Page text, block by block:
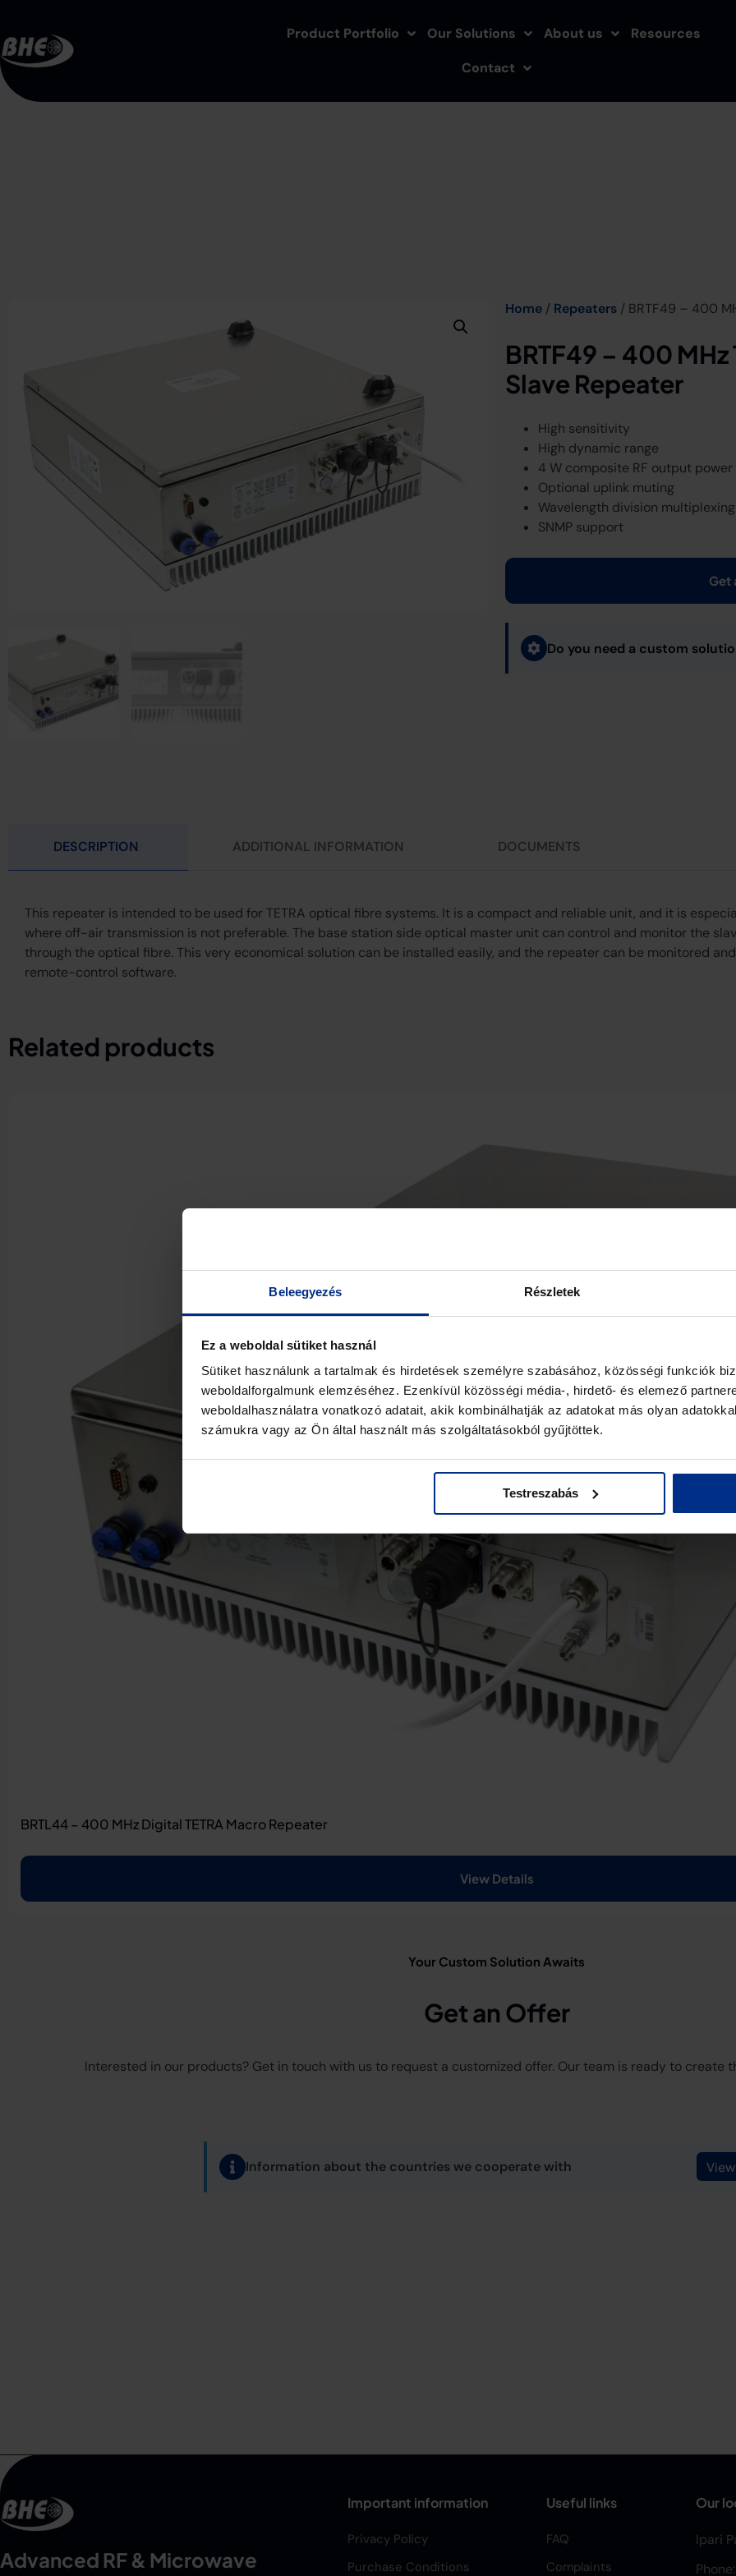
Beleegyezés Részletek
Ez a weboldal sütiket használ
Sütiket használunk a tartalmak és hirdetések személyre szabásához, közösségi funkciók
weboldalforgalmunk elemzéséhez. Ezenkívül közösségi média-, hirdető- és elemező
weboldalhasználatra vonatkozó adatait, akik kombinálhatják az adatokat más olyan
számukra vagy az Ön által használt más szolgáltatásokból gyűjtöttek.
Testreszabás
Product Portfolio Our Solutions About us
Resources
Contact
Home/ Repeaters/ BRTF49 – 400
BRTF49 – 400
Slave Repeater
High sensitivity
High dynamic range
4 W composite RF output power
Optional uplink muting
Wavelength division
SNMP support
Get
Do you need a custom
DESCRIPTION ADDITIONAL INFORMATION DOCUMENTS
This repeater is intended to be used for TETRA optical fibre systems. It is a compact and reliable unit, and it is
where off-air transmission is not preferable. The base station side optical master unit can control and monitor the
through the optical fibre. This very economical solution can be installed easily, and the repeater can be monitored
remote-control software.
Related products
BRTL44 – 400 MHz Digital TETRA Macro Repeater
View Details
Your Custom Solution Awaits
Get an Offer
Interested in our products? Get in touch with us to request a customized offer. Our team is ready to create
Information about the countries we cooperate with
Advanced RF & Microwave
Important information
Privacy Policy
Purchase Conditions
Useful links
FAQ
Complaints
Our
Ipari
Phone: